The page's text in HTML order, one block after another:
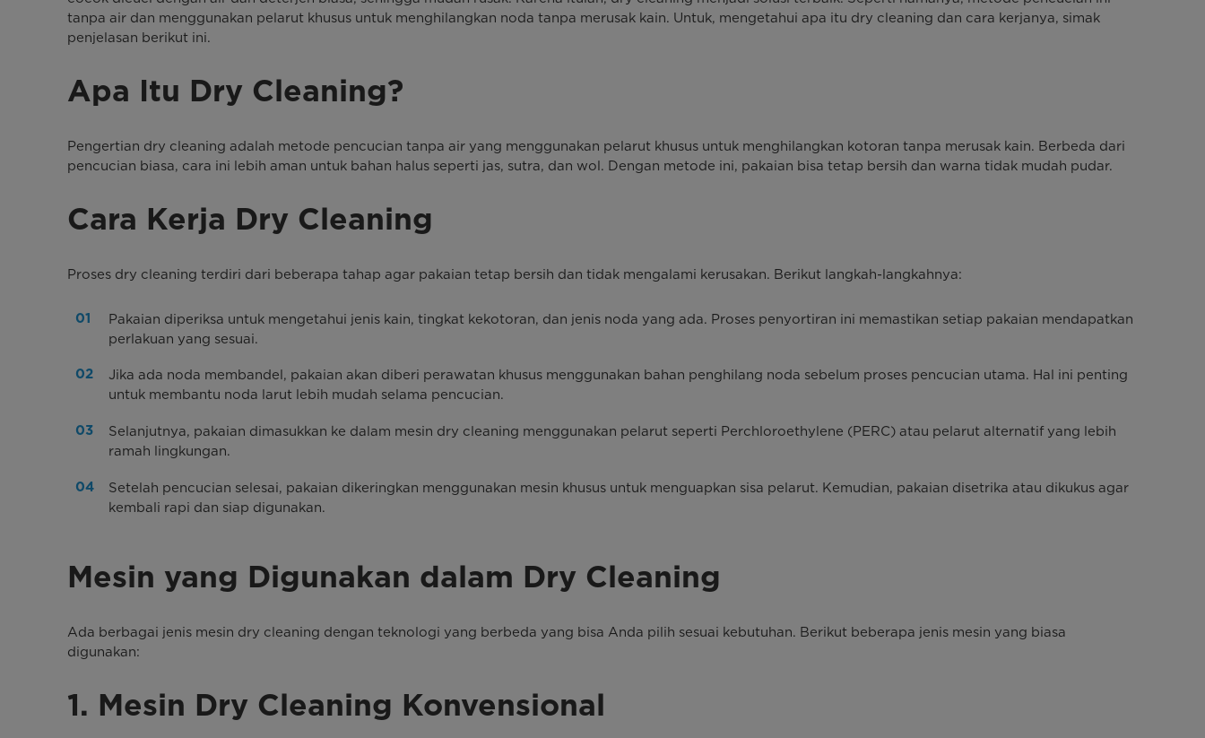
tanpa air dan menggunakan pelarut khusus untuk menghilangkan noda tanpa merusak kain. Untuk, mengetahui apa itu dry cleaning dan cara kerjanya, simak
penjelasan berikut ini.
Apa Itu Dry Cleaning?
Pengertian dry cleaning adalah metode pencucian tanpa air yang menggunakan pelarut khusus untuk menghilangkan kotoran tanpa merusak kain. Berbeda dari
pencucian biasa, cara ini lebih aman untuk bahan halus seperti jas, sutra, dan wol. Dengan metode ini, pakaian bisa tetap bersih dan warna tidak mudah pudar.
Cara Kerja Dry Cleaning
Proses dry cleaning terdiri dari beberapa tahap agar pakaian tetap bersih dan tidak mengalami kerusakan. Berikut langkah-langkahnya:
Pakaian diperiksa untuk mengetahui jenis kain, tingkat kekotoran, dan jenis noda yang ada. Proses penyortiran ini memastikan setiap pakaian mendapatkan
perlakuan yang sesuai.
Jika ada noda membandel, pakaian akan diberi perawatan khusus menggunakan bahan penghilang noda sebelum proses pencucian utama. Hal ini penting
untuk membantu noda larut lebih mudah selama pencucian.
Selanjutnya, pakaian dimasukkan ke dalam mesin dry cleaning menggunakan pelarut seperti Perchloroethylene (PERC) atau pelarut alternatif yang lebih
ramah lingkungan.
Setelah pencucian selesai, pakaian dikeringkan menggunakan mesin khusus untuk menguapkan sisa pelarut. Kemudian, pakaian disetrika atau dikukus agar
kembali rapi dan siap digunakan.
Mesin yang Digunakan dalam Dry Cleaning
Ada berbagai jenis mesin dry cleaning dengan teknologi yang berbeda yang bisa Anda pilih sesuai kebutuhan. Berikut beberapa jenis mesin yang biasa
digunakan:
1. Mesin Dry Cleaning Konvensional